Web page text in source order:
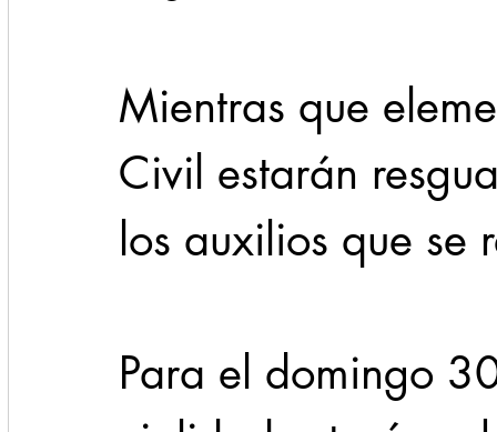
Mientras que
Civil estarán
los auxilios que se
Para el domingo